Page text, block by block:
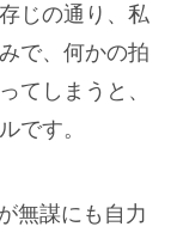
じの通り、私
で、何かの拍
てしまうと、
です。
無謀にも自力